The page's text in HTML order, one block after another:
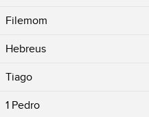
Filemom
Hebreus
Tiago
1 Pedro